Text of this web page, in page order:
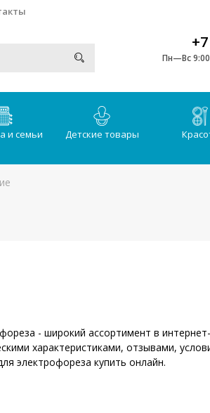
Пн—Вс
и семьи Детские товары
- широкий ассортимент в
характеристиками, отзывами,
электрофореза купить онлайн.